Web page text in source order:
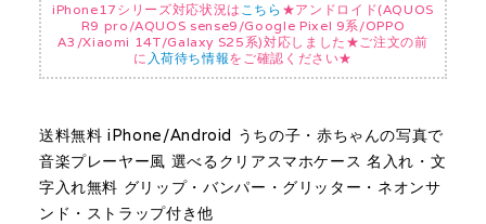
iPhone17シリーズ対応状況は こちら ★アンドロイド(AQUOS
R9 pro/AQUOS sense9/Google Pixel 9系/OPPO
A3/Xiaomi 14T/Galaxy S25系)対応しました★ご注文の前
に 入荷待ち情報をご確認ください★
送料無料 iPhone/Android うちの子・赤ちゃんの写真で
音楽プレーヤー風 選べるクリアスマホケース 名入れ・文
字入れ無料 グリップ・バンパー・グリッター・ネオンサ
ンド・ストラップ付き他